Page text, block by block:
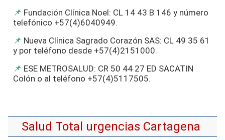
Fundación Clínica Noel: CL 14 43 B 146 y número
telefónico +57(4)6040949.
Nueva Clínica Sagrado Corazón SAS: CL 49 35 61
y por teléfono desde +57(4)2151000.
ESE METROSALUD: CR 50 44 27 ED SACATIN
Colón o al teléfono +57(4)5117505.
Salud Total urgencias Cartagena